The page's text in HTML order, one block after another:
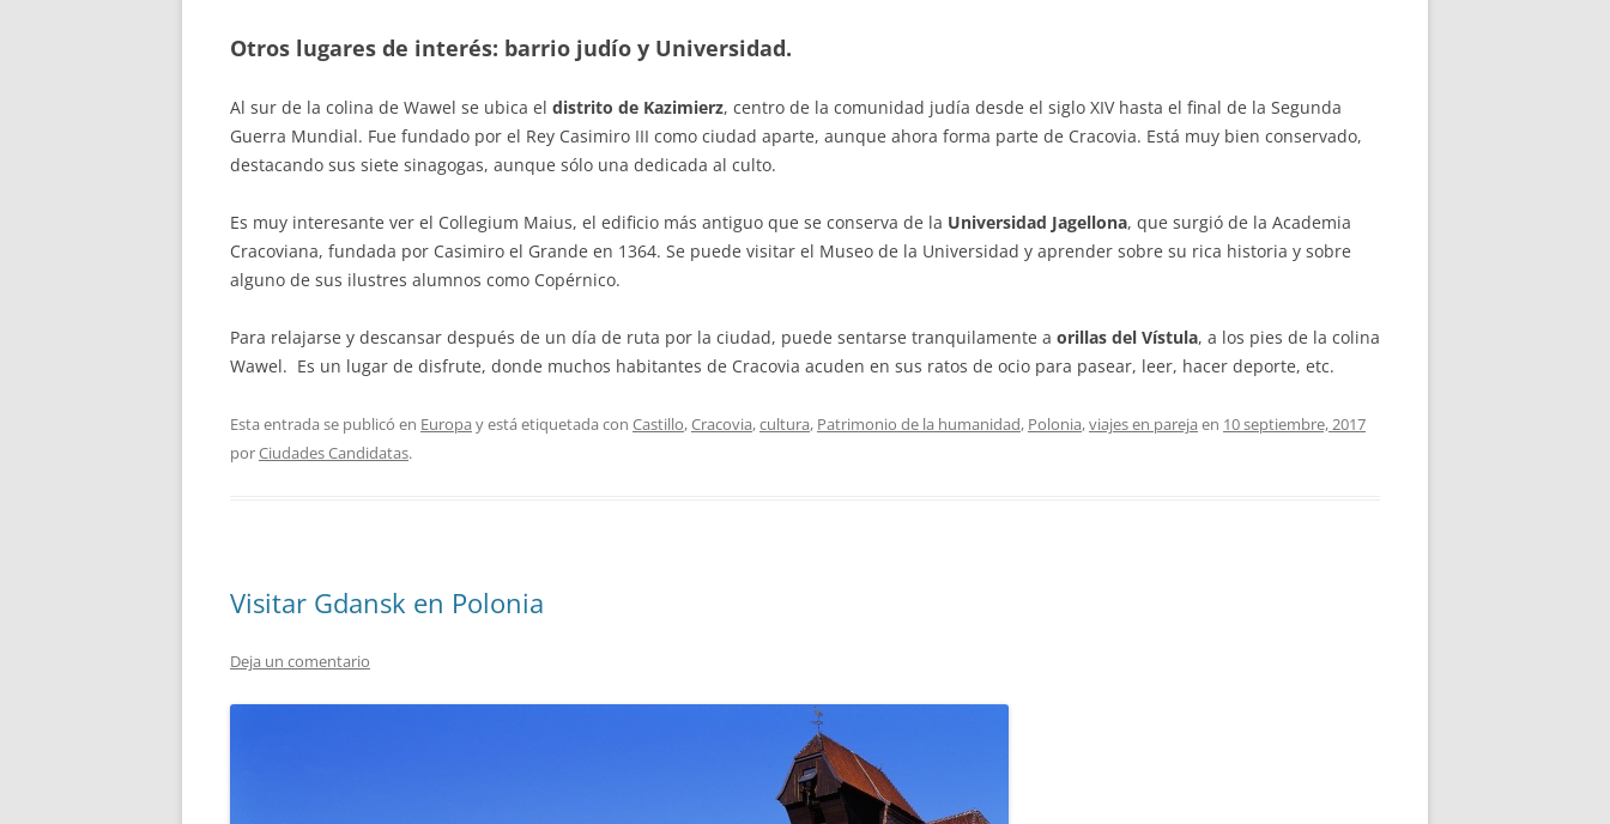
Otros lugares de interés: barrio judío y Universidad.
Al sur de la colina de Wawel se ubica el distrito de Kazimierz, centro de la comunidad judía desde el siglo XIV hasta el final de la Segunda
Guerra Mundial. Fue fundado por el Rey Casimiro III como ciudad aparte, aunque ahora forma parte de Cracovia. Está muy bien conservado,
destacando sus siete sinagogas, aunque sólo una dedicada al culto.
Es muy interesante ver el Collegium Maius, el edificio más antiguo que se conserva de la Universidad Jagellona, que surgió de la Academia
Cracoviana, fundada por Casimiro el Grande en 1364. Se puede visitar el Museo de la Universidad y aprender sobre su rica historia y sobre
alguno de sus ilustres alumnos como Copérnico.
Para relajarse y descansar después de un día de ruta por la ciudad, puede sentarse tranquilamente a orillas del Vístula, a los pies de la colina
Wawel. Es un lugar de disfrute, donde muchos habitantes de Cracovia acuden en sus ratos de ocio para pasear, leer, hacer deporte, etc.
Esta entrada se publicó en Europa y está etiquetada con Castillo,Cracovia,cultura, Patrimonio de la humanidad, Polonia,viajes en pareja en 10 septiembre, 2017
porCiudades Candidatas.
Visitar Gdansk en Polonia
Deja un comentario